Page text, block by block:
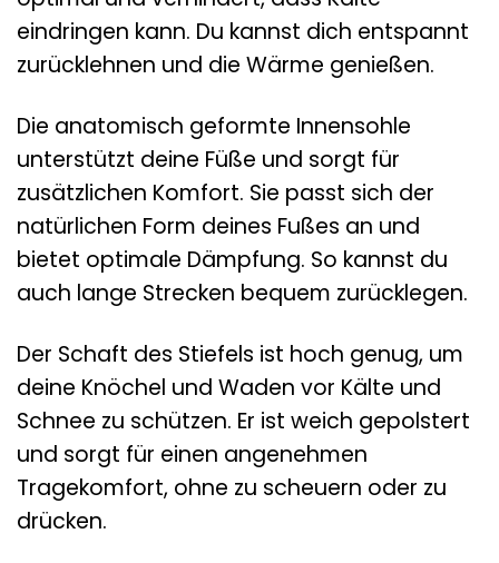
eindringen kann. Du kannst dich entspannt
zurücklehnen und die Wärme genießen.
Die anatomisch geformte Innensohle
unterstützt deine Füße und sorgt für
zusätzlichen Komfort. Sie passt sich der
natürlichen Form deines Fußes an und
bietet optimale Dämpfung. So kannst du
auch lange Strecken bequem zurücklegen.
Der Schaft des Stiefels ist hoch genug, um
deine Knöchel und Waden vor Kälte und
Schnee zu schützen. Er ist weich gepolstert
und sorgt für einen angenehmen
Tragekomfort, ohne zu scheuern oder zu
drücken.